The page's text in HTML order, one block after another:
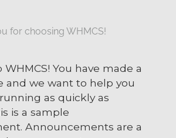
for choosing WHMCS!
You have made a
and we want to help you
as quickly as
is a sample
Announcements are a